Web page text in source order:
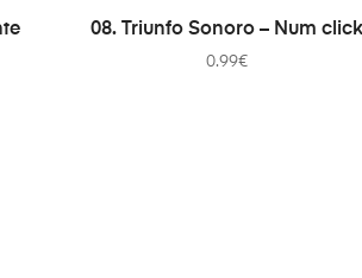
ADICIONAR
08. Triunfo Sonoro – Num click
0.99€